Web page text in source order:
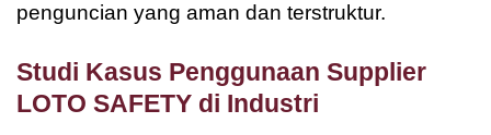
penguncian yang aman dan terstruktur.
Studi Kasus Penggunaan Supplier
LOTO SAFETY di Industri